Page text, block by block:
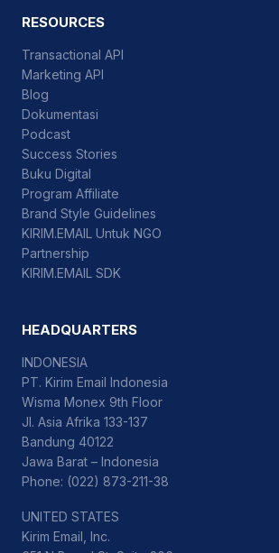
RESOURCES
Transactional API
Marketing API
Blog
Dokumentasi
Podcast
Success Stories
Buku Digital
Program Affiliate
Brand Style Guidelines
KIRIM.EMAIL Untuk NGO
Partnership
KIRIM.EMAIL SDK
HEADQUARTERS
INDONESIA
PT. Kirim Email Indonesia
Wisma Monex 9th Floor
Jl. Asia Afrika 133-137
Bandung 40122
Jawa Barat – Indonesia
Phone: (022) 873-211-38
UNITED STATES
Kirim Email, Inc.